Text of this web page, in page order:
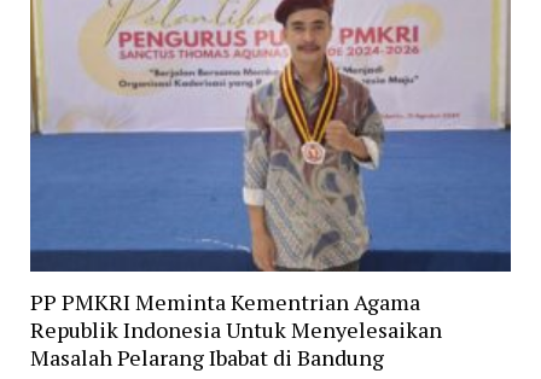
PP PMKRI Meminta Kementrian Agama
Republik Indonesia Untuk Menyelesaikan
Masalah Pelarang Ibabat di Bandung